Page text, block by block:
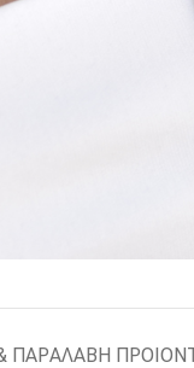
ΠΑΡΑΛΑΒΗ